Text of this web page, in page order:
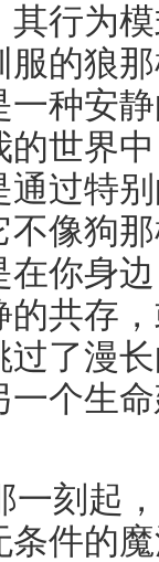
行为
的狼
一种安
世界
过特
不像狗
你身
的共存
了漫
个生
一刻起
件的